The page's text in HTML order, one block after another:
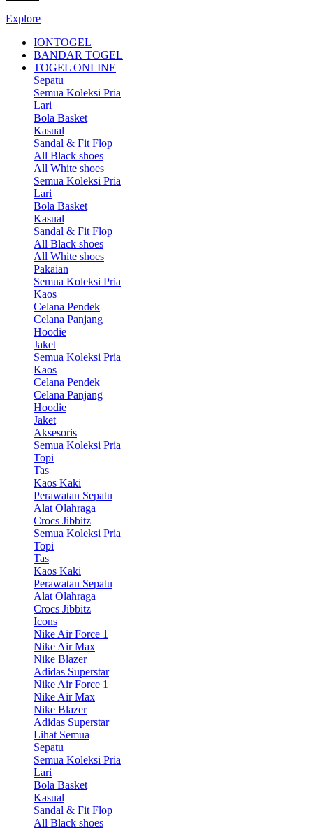
Explore
IONTOGEL
BANDAR TOGEL
TOGEL ONLINE
Sepatu
Semua Koleksi Pria
Lari
Bola Basket
Kasual
Sandal & Fit Flop
All Black shoes
All White shoes
Semua Koleksi Pria
Lari
Bola Basket
Kasual
Sandal & Fit Flop
All Black shoes
All White shoes
Pakaian
Semua Koleksi Pria
Kaos
Celana Pendek
Celana Panjang
Hoodie
Jaket
Semua Koleksi Pria
Kaos
Celana Pendek
Celana Panjang
Hoodie
Jaket
Aksesoris
Semua Koleksi Pria
Topi
Tas
Kaos Kaki
Perawatan Sepatu
Alat Olahraga
Crocs Jibbitz
Semua Koleksi Pria
Topi
Tas
Kaos Kaki
Perawatan Sepatu
Alat Olahraga
Crocs Jibbitz
Icons
Nike Air Force 1
Nike Air Max
Nike Blazer
Adidas Superstar
Nike Air Force 1
Nike Air Max
Nike Blazer
Adidas Superstar
Lihat Semua
Sepatu
Semua Koleksi Pria
Lari
Bola Basket
Kasual
Sandal & Fit Flop
All Black shoes